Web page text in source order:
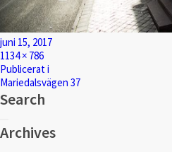
Postat
juni 15, 2017
Full
storlek
1134 × 786
Inläggsnavigering
Publicerat i
Mariedalsvägen 37
Search
efter:
Archives